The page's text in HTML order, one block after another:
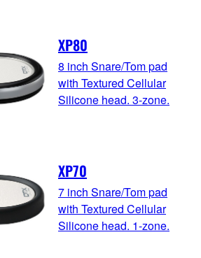
XP80
8 inch Snare/Tom pad
with Textured Cellular
Silicone head. 3-zone.
XP70
7 inch Snare/Tom pad
with Textured Cellular
Silicone head. 1-zone.